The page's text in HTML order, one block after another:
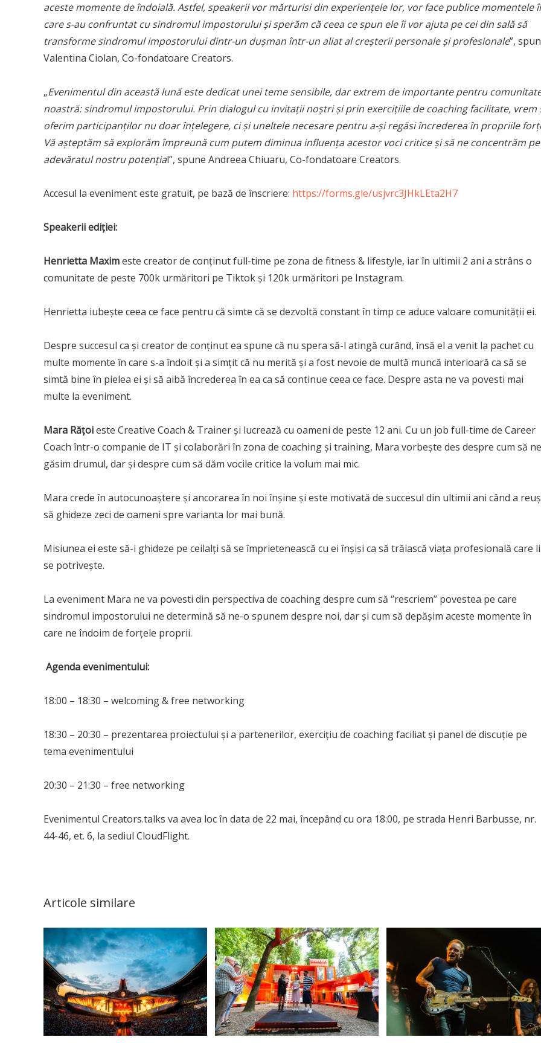
aceste momente de îndoială. Astfel, speakerii vor mărturisi din experiențele lor, vor face publice momentele
care s-au confruntat cu sindromul impostorului și sperăm că ceea ce spun ele îi vor ajuta pe cei din sală să
transforme sindromul impostorului dintr-un dușman într-un aliat al creșterii personale și profesionale”,
Valentina Ciolan, Co-fondatoare Creators.
„Evenimentul din această lună este dedicat unei teme sensibile, dar extrem de importante pentru
noastră: sindromul impostorului. Prin dialogul cu invitații noștri și prin exercițiile de coaching facilitate, vrem
oferim participanților nu doar înțelegere, ci și uneltele necesare pentru a-și regăsi încrederea în propriile
Vă așteptăm să explorăm împreună cum putem diminua influența acestor voci critice și să ne concentrăm pe
adevăratul nostru potențial”, spune Andreea Chiuaru, Co-fondatoare Creators.
Accesul la eveniment este gratuit, pe bază de înscriere: https://forms.gle/usjvrc3JHkLEta2H7
Speakerii ediției:
Henrietta Maximeste creator de conținut full-time pe zona de fitness & lifestyle, iar în ultimii 2 ani a strâns o
comunitate de peste 700k urmăritori pe Tiktok și 120k urmăritori pe Instagram.
Henrietta iubește ceea ce face pentru că simte că se dezvoltă constant în timp ce aduce valoare comunității ei.
Despre succesul ca și creator de conținut ea spune că nu spera să-l atingă curând, însă el a venit la pachet cu
multe momente în care s-a îndoit și a simțit că nu merită și a fost nevoie de multă muncă interioară ca să se
simtă bine în pielea ei și să aibă încrederea în ea ca să continue ceea ce face. Despre asta ne va povesti mai
multe la eveniment.
Mara Rățoieste Creative Coach & Trainer și lucrează cu oameni de peste 12 ani. Cu un job full-time de Career
Coach într-o companie de IT și colaborări în zona de coaching și training, Mara vorbește des despre cum să ne
găsim drumul, dar și despre cum să dăm vocile critice la volum mai mic.
Mara crede în autocunoaștere și ancorarea în noi înșine și este motivată de succesul din ultimii ani când a
să ghideze zeci de oameni spre varianta lor mai bună.
Misiunea ei este să-i ghideze pe ceilalți să se împrietenească cu ei înșiși ca să trăiască viața profesională care li
se potrivește.
La eveniment Mara ne va povesti din perspectiva de coaching despre cum să ‘’rescriem’’ povestea pe care
sindromul impostorului ne determină să ne-o spunem despre noi, dar și cum să depășim aceste momente în
care ne îndoim de forțele proprii.
Agenda evenimentului:
18:00 – 18:30 – welcoming & free networking
18:30 – 20:30 – prezentarea proiectului și a partenerilor, exercițiu de coaching faciliat și panel de discuție pe
tema evenimentului
20:30 – 21:30 – free networking
Evenimentul Creators.talks va avea loc în data de 22 mai, începând cu ora 18:00, pe strada Henri Barbusse, nr.
44-46, et. 6, la sediul CloudFlight.
Articole similare